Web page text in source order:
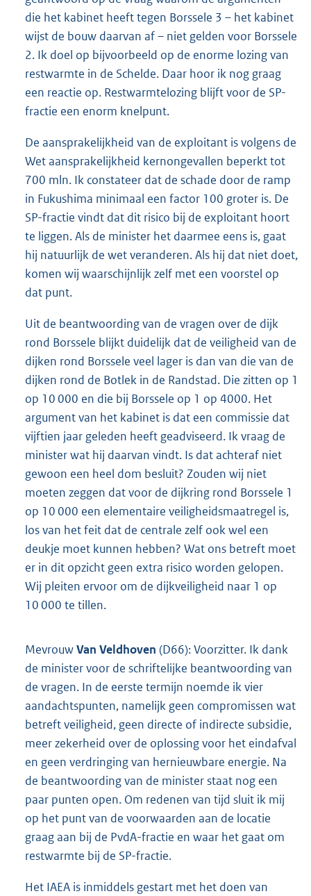
die het kabinet heeft tegen Borssele 3 – het kabinet
wijst de bouw daarvan af – niet gelden voor Borssele
2. Ik doel op bijvoorbeeld op de enorme lozing van
restwarmte in de Schelde. Daar hoor ik nog graag
een reactie op. Restwarmtelozing blijft voor de SP-
fractie een enorm knelpunt.
De aansprakelijkheid van de exploitant is volgens de
Wet aansprakelijkheid kernongevallen beperkt tot
700 mln. Ik constateer dat de schade door de ramp
in Fukushima minimaal een factor 100 groter is. De
SP-fractie vindt dat dit risico bij de exploitant hoort
te liggen. Als de minister het daarmee eens is, gaat
hij natuurlijk de wet veranderen. Als hij dat niet doet,
komen wij waarschijnlijk zelf met een voorstel op
dat punt.
Uit de beantwoording van de vragen over de dijk
rond Borssele blijkt duidelijk dat de veiligheid van de
dijken rond Borssele veel lager is dan van die van de
dijken rond de Botlek in de Randstad. Die zitten op 1
op 10 000 en die bij Borssele op 1 op 4000. Het
argument van het kabinet is dat een commissie dat
vijftien jaar geleden heeft geadviseerd. Ik vraag de
minister wat hij daarvan vindt. Is dat achteraf niet
gewoon een heel dom besluit? Zouden wij niet
moeten zeggen dat voor de dijkring rond Borssele 1
op 10 000 een elementaire veiligheidsmaatregel is,
los van het feit dat de centrale zelf ook wel een
deukje moet kunnen hebben? Wat ons betreft moet
er in dit opzicht geen extra risico worden gelopen.
Wij pleiten ervoor om de dijkveiligheid naar 1 op
10 000 te tillen.
MevrouwVan Veldhoven (D66): Voorzitter. Ik dank
de minister voor de schriftelijke beantwoording van
de vragen. In de eerste termijn noemde ik vier
aandachtspunten, namelijk geen compromissen wat
betreft veiligheid, geen directe of indirecte subsidie,
meer zekerheid over de oplossing voor het eindafval
en geen verdringing van hernieuwbare energie. Na
de beantwoording van de minister staat nog een
paar punten open. Om redenen van tijd sluit ik mij
op het punt van de voorwaarden aan de locatie
graag aan bij de PvdA-fractie en waar het gaat om
restwarmte bij de SP-fractie.
Het IAEA is inmiddels gestart met het doen van